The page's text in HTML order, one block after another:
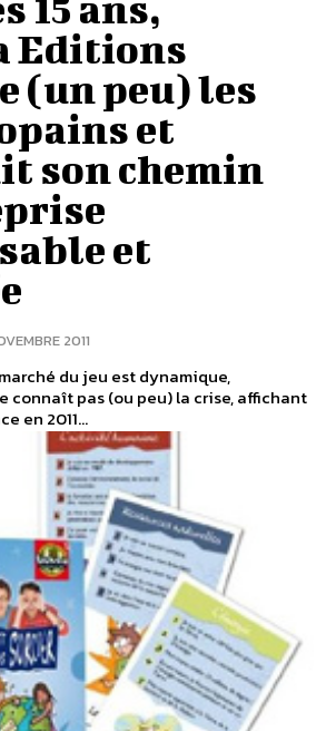
Editions
(un peu) les
et
son chemin
et
2011
du jeu est dynamique,
connaît pas (ou peu) la crise, affichant
en 2011...